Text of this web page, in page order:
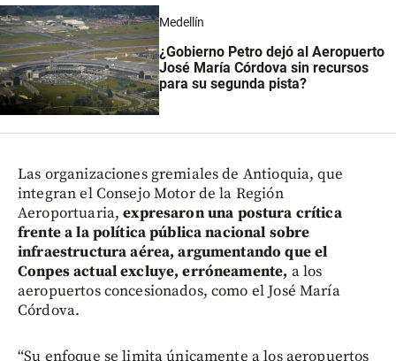
Medellín
¿Gobierno Petro dejó al Aeropuerto
José María Córdova sin recursos
para su segunda pista?
Las organizaciones gremiales de Antioquia, que
integran el Consejo Motor de la Región
Aeroportuaria,expresaron una postura crítica
frente a la política pública nacional sobre
infraestructura aérea, argumentando que el
Conpes actual excluye, erróneamente, a los
aeropuertos concesionados, como el José María
Córdova.
“Su enfoque se limita únicamente a los aeropuertos